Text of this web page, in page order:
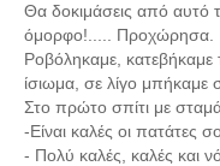
Θα δοκιμάσεις από αυτό
όμορφο!..... Προχώρησα.
Ροβόληκαμε, κατεβήκαμε
ίσιωμα, σε λίγο μπήκαμε
Στο πρώτο σπίτι με
-Είναι καλές οι πατάτες
- Πολύ καλές, καλές και